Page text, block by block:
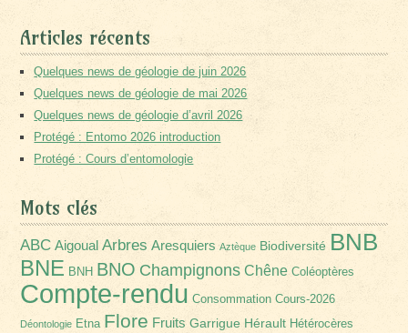
Articles récents
Quelques news de géologie de juin 2026
Quelques news de géologie de mai 2026
Quelques news de géologie d’avril 2026
Protégé : Entomo 2026 introduction
Protégé : Cours d’entomologie
Mots clés
ABC Aigoual Arbres Aresquiers Aztèque Biodiversité BNB
BNE BNH BNO Champignons Chêne Coléoptères
Compte-rendu Consommation Cours-2026
Déontologie Etna Flore Fruits Garrigue Hérault Hétérocères